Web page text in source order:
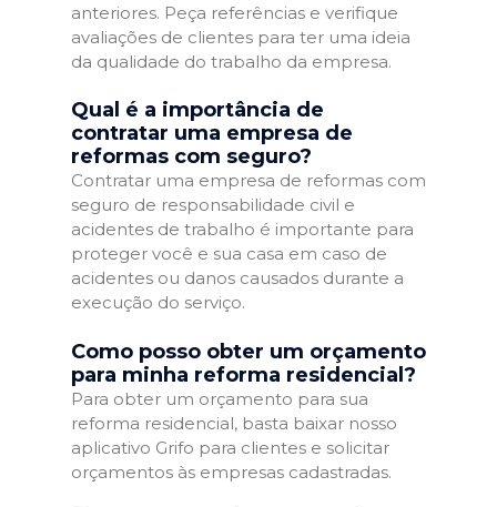
anteriores. Peça referências e verifique
avaliações de clientes para ter uma ideia
da qualidade do trabalho da empresa.
Qual é a importância de
contratar uma empresa de
reformas com seguro?
Contratar uma empresa de reformas com
seguro de responsabilidade civil e
acidentes de trabalho é importante para
proteger você e sua casa em caso de
acidentes ou danos causados durante a
execução do serviço.
Como posso obter um orçamento
para minha reforma residencial?
Para obter um orçamento para sua
reforma residencial, basta baixar nosso
aplicativo Grifo para clientes e solicitar
orçamentos às empresas cadastradas.